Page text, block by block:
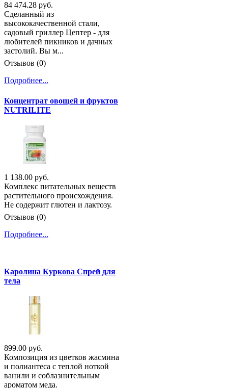
84 474.28 руб.
Сделанный из
высококачественной стали,
садовый гриллер Цептер - для
любителей пикников и дачных
застолий. Вы м...
Отзывов (0)
Подробнее...
Концентрат овощей и фруктов
NUTRILITE
1 138.00 руб.
Комплекс питательных веществ
растительного происхождения.
Не содержит глютен и лактозу.
Отзывов (0)
Подробнее...
Каролина Куркова Спрей для
тела
899.00 руб.
Композиция из цветков жасмина
и полиантеса с теплой ноткой
ванили и соблазнительным
ароматом меда.